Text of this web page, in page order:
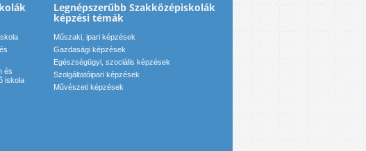
és
iskola
Legnépszerűbb Szakközépiskolák
képzési témák
Műszaki, ipari képzések
Gazdasági képzések
Egészségügyi, szociális képzések
Szolgáltatóipari képzések
Művészeti képzések